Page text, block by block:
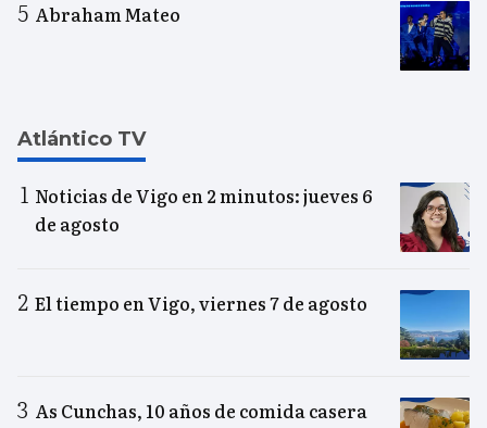
Abraham Mateo
Atlántico TV
Noticias de Vigo en 2 minutos: jueves 6
de agosto
El tiempo en Vigo, viernes 7 de agosto
As Cunchas, 10 años de comida casera